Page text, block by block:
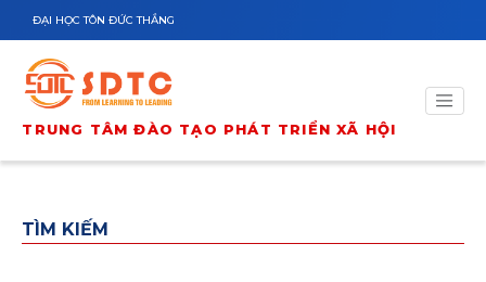
Nhảy đến nội dung
ĐẠI HỌC TÔN ĐỨC THẮNG
TRUNG TÂM ĐÀO TẠO PHÁT TRIỂN XÃ HỘI
TÌM KIẾM